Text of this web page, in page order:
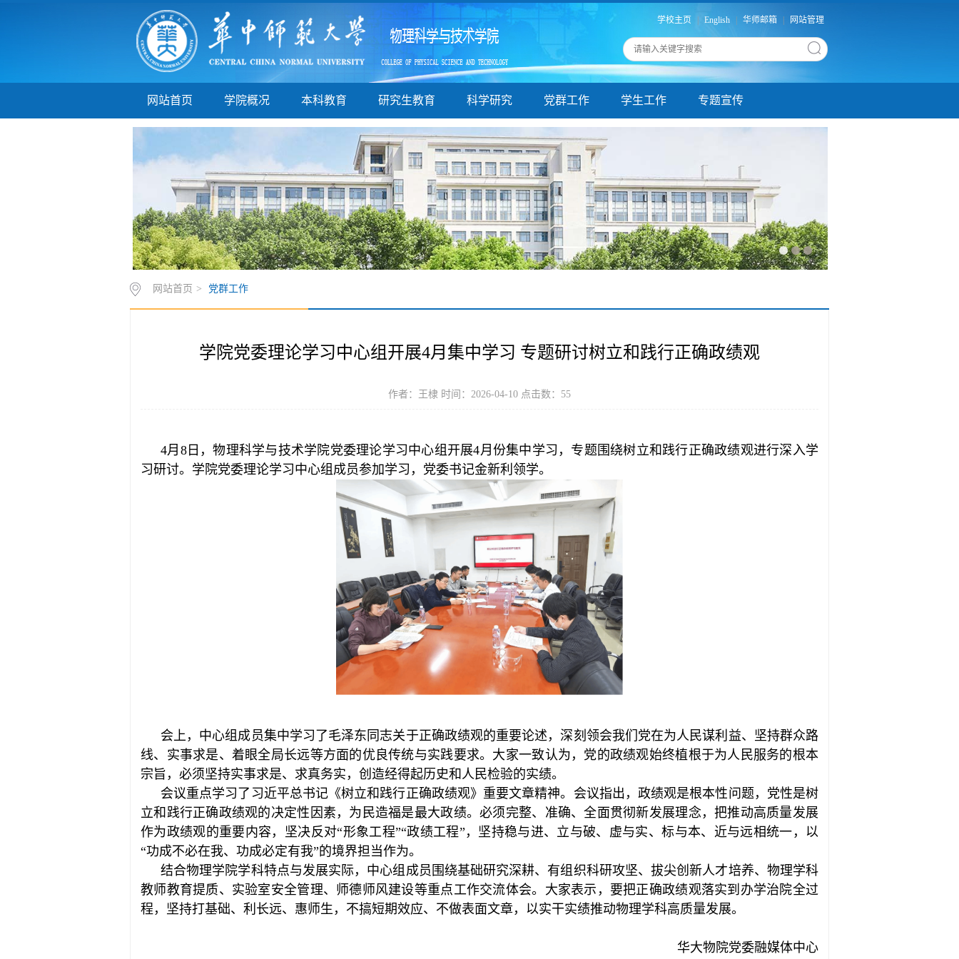
学校主页 English 华师邮箱 网站管理
网站首页 学院概况 本科教育 研究生教育 科学研究 党群工作 学生工作 专题宣传
网站首页 > 党群工作
学院党委理论学习中心组开展4月集中学习 专题研讨树立和践行正确政绩观
作者：王棣 时间：2026-04-10 点击数： 55
4月8日，物理科学与技术学院党委理论学习中心组开展4月份集中学习，专题围绕树立和践行正确政绩观进行深入学
习研讨。学院党委理论学习中心组成员参加学习，党委书记金新利领学。
会上，中心组成员集中学习了毛泽东同志关于正确政绩观的重要论述，深刻领会我们党在为人民谋利益、坚持群众路
线、实事求是、着眼全局长远等方面的优良传统与实践要求。大家一致认为，党的政绩观始终植根于为人民服务的根本
宗旨，必须坚持实事求是、求真务实，创造经得起历史和人民检验的实绩。
会议重点学习了习近平总书记《树立和践行正确政绩观》重要文章精神。会议指出，政绩观是根本性问题，党性是树
立和践行正确政绩观的决定性因素，为民造福是最大政绩。必须完整、准确、全面贯彻新发展理念，把推动高质量发展
作为政绩观的重要内容，坚决反对“形象工程”“政绩工程”，坚持稳与进、立与破、虚与实、标与本、近与远相统一，以
“功成不必在我、功成必定有我”的境界担当作为。
结合物理学院学科特点与发展实际，中心组成员围绕基础研究深耕、有组织科研攻坚、拔尖创新人才培养、物理学科
教师教育提质、实验室安全管理、师德师风建设等重点工作交流体会。大家表示，要把正确政绩观落实到办学治院全过
程，坚持打基础、利长远、惠师生，不搞短期效应、不做表面文章，以实干实绩推动物理学科高质量发展。
华大物院党委融媒体中心